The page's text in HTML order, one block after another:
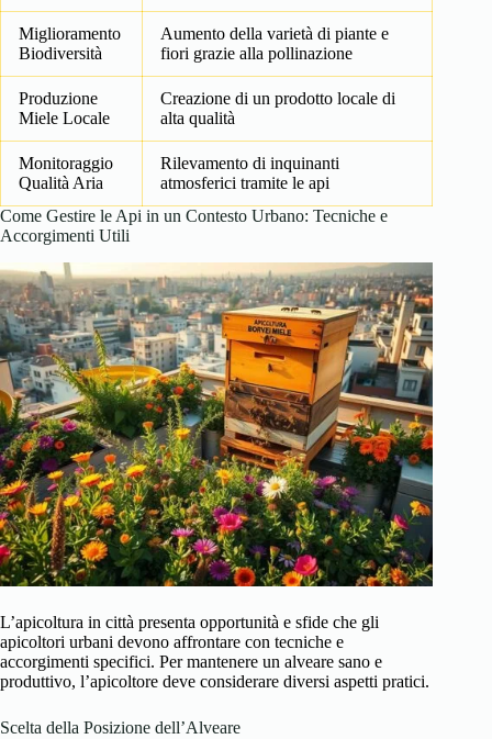
Miglioramento
Biodiversità
Aumento della varietà di piante e
fiori grazie alla pollinazione
Produzione
Miele Locale
Creazione di un prodotto locale di
alta qualità
Monitoraggio
Qualità Aria
Rilevamento di inquinanti
atmosferici tramite le api
Come Gestire le Api in un Contesto Urbano: Tecniche e
Accorgimenti Utili
L’apicoltura in città presenta opportunità e sfide che gli
apicoltori urbani devono affrontare con tecniche e
accorgimenti specifici. Per mantenere un alveare sano e
produttivo, l’apicoltore deve considerare diversi aspetti pratici.
Scelta della Posizione dell’Alveare